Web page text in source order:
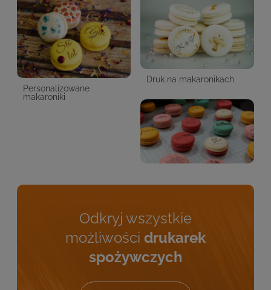
Personalizowane
makaroniki
Druk na makaronikach
Odkryj wszystkie
możliwości drukarek
spożywczych